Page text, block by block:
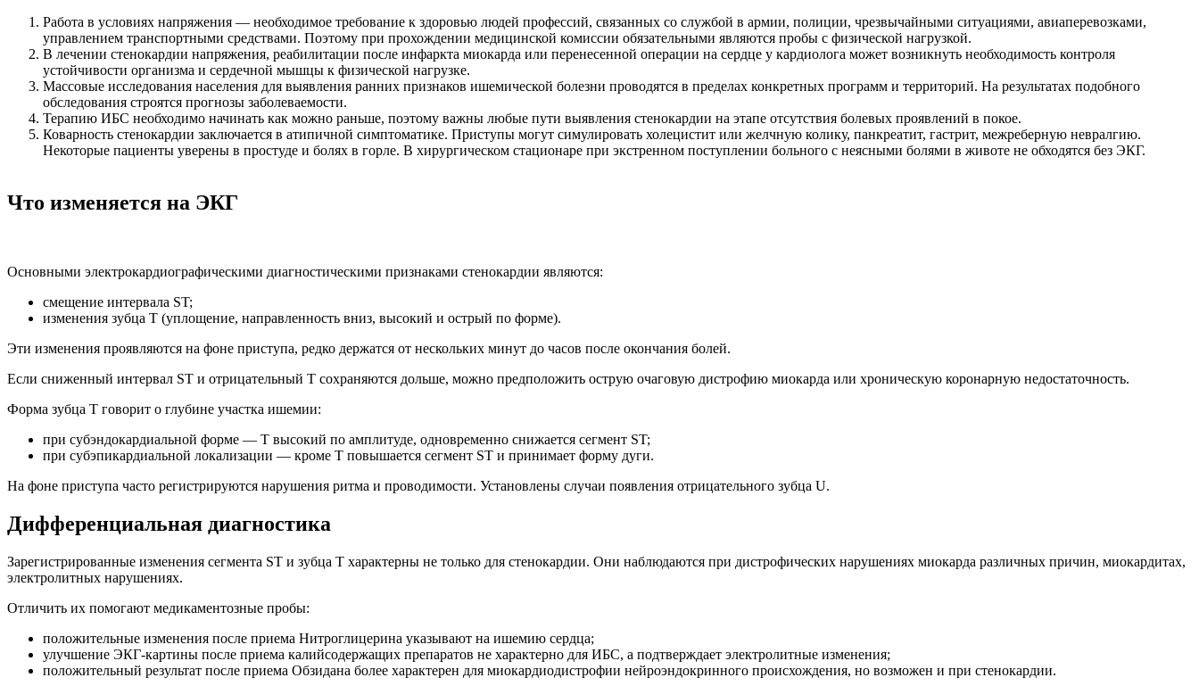
Работа в условиях напряжения — необходимое требование к здоровью людей профессий, связанных со службой в армии, полиции, чрезвычайными ситуациями, авиаперевозками,
управлением транспортными средствами. Поэтому при прохождении медицинской комиссии обязательными являются пробы с физической нагрузкой.
В лечении стенокардии напряжения, реабилитации после инфаркта миокарда или перенесенной операции на сердце у кардиолога может возникнуть необходимость контроля
устойчивости организма и сердечной мышцы к физической нагрузке.
Массовые исследования населения для выявления ранних признаков ишемической болезни проводятся в пределах конкретных программ и территорий. На результатах подобного
обследования строятся прогнозы заболеваемости.
Терапию ИБС необходимо начинать как можно раньше, поэтому важны любые пути выявления стенокардии на этапе отсутствия болевых проявлений в покое.
Коварность стенокардии заключается в атипичной симптоматике. Приступы могут симулировать холецистит или желчную колику, панкреатит, гастрит, межреберную невралгию.
Некоторые пациенты уверены в простуде и болях в горле. В хирургическом стационаре при экстренном поступлении больного с неясными болями в животе не обходятся без ЭКГ.
Что изменяется на ЭКГ
Основными электрокардиографическими диагностическими признаками стенокардии являются:
смещение интервала ST;
изменения зубца Т (уплощение, направленность вниз, высокий и острый по форме).
Эти изменения проявляются на фоне приступа, редко держатся от нескольких минут до часов после окончания болей.
Если сниженный интервал ST и отрицательный Т сохраняются дольше, можно предположить острую очаговую дистрофию миокарда или хроническую коронарную недостаточность.
Форма зубца Т говорит о глубине участка ишемии:
при субэндокардиальной форме — Т высокий по амплитуде, одновременно снижается сегмент ST;
при субэпикардиальной локализации — кроме Т повышается сегмент ST и принимает форму дуги.
На фоне приступа часто регистрируются нарушения ритма и проводимости. Установлены случаи появления отрицательного зубца U.
Дифференциальная диагностика
Зарегистрированные изменения сегмента ST и зубца Т характерны не только для стенокардии. Они наблюдаются при дистрофических нарушениях миокарда различных причин, миокардитах,
электролитных нарушениях.
Отличить их помогают медикаментозные пробы:
положительные изменения после приема Нитроглицерина указывают на ишемию сердца;
улучшение ЭКГ-картины после приема калийсодержащих препаратов не характерно для ИБС, а подтверждает электролитные изменения;
положительный результат после приема Обзидана более характерен для миокардиодистрофии нейроэндокринного происхождения, но возможен и при стенокардии.